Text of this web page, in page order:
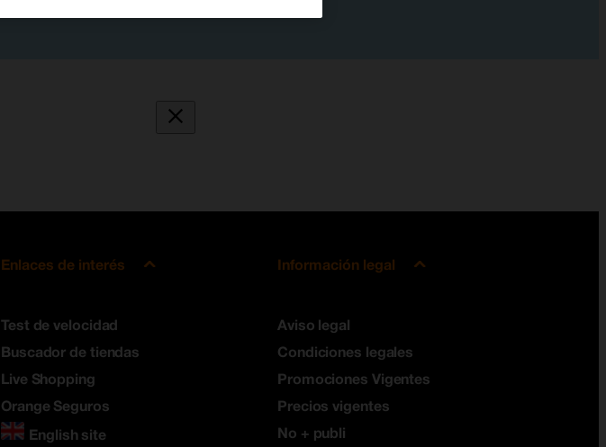
Enlaces de interés
Test de velocidad
Buscador de tiendas
Live Shopping
Orange Seguros
English site
Información legal
Aviso legal
Condiciones legales
Promociones Vigentes
Precios vigentes
No + publi